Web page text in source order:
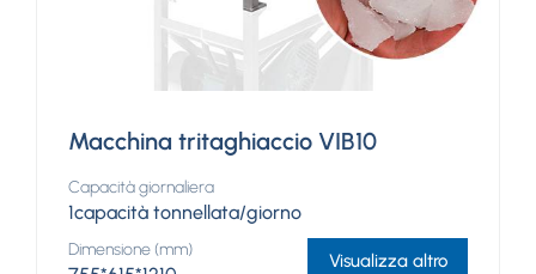
Macchina tritaghiaccio VIB10
Capacità giornaliera
1capacità tonnellata/giorno
Dimensione (mm)
Visualizza altro